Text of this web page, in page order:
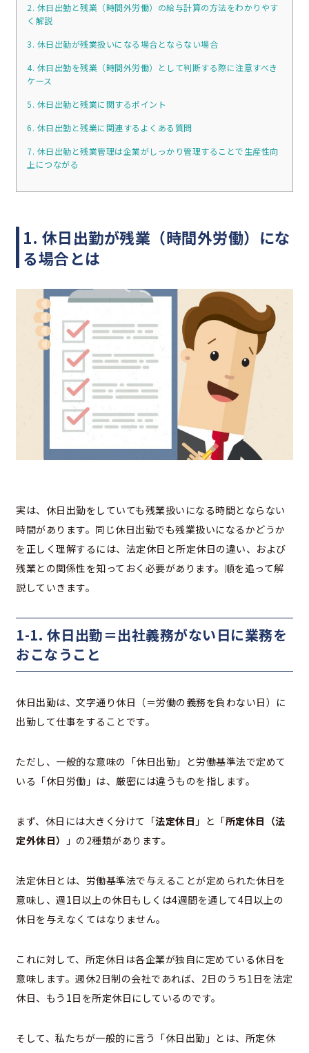
2. 休日出勤と残業（時間外労働）の給与計算の方法をわかりやす
く解説
3. 休日出勤が残業扱いになる場合とならない場合
4. 休日出勤を残業（時間外労働）として判断する際に注意すべき
ケース
5. 休日出勤と残業に関するポイント
6. 休日出勤と残業に関連するよくある質問
7. 休日出勤と残業管理は企業がしっかり管理することで生産性向
上につながる
1. 休日出勤が残業（時間外労働）にな
る場合とは
実は、休日出勤をしていても残業扱いになる時間とならない
時間があります。同じ休日出勤でも残業扱いになるかどうか
を正しく理解するには、法定休日と所定休日の違い、および
残業との関係性を知っておく必要があります。順を追って解
説していきます。
1-1. 休日出勤＝出社義務がない日に業務を
おこなうこと
休日出勤は、文字通り休日（＝労働の義務を負わない日）に
出勤して仕事をすることです。
ただし、一般的な意味の「休日出勤」と労働基準法で定めて
いる「休日労働」は、厳密には違うものを指します。
まず、休日には大きく分けて「法定休日 」と「所定休日（法
定外休日）
」の2種類があります。
法定休日とは、労働基準法で与えることが定められた休日を
意味し、週1日以上の休日もしくは4週間を通して4日以上の
休日を与えなくてはなりません。
これに対して、所定休日は各企業が独自に定めている休日を
意味します。週休2日制の会社であれば、2日のうち1日を法定
休日、もう1日を所定休日にしているのです。
そして、私たちが一般的に言う「休日出勤」とは、所定休